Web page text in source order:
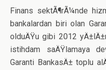
Finans sektÃ¶rÃ¼nde
bankalardan biri olan
olduÄŸu gibi 2012
istihdam saÄŸlamaya
Garanti BankasÄ± toplu